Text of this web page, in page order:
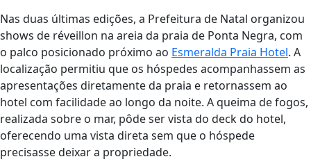
Nas duas últimas edições, a Prefeitura de Natal organizou
shows de réveillon na areia da praia de Ponta Negra, com
o palco posicionado próximo ao Esmeralda Praia Hotel. A
localização permitiu que os hóspedes acompanhassem as
apresentações diretamente da praia e retornassem ao
hotel com facilidade ao longo da noite. A queima de fogos,
realizada sobre o mar, pôde ser vista do deck do hotel,
oferecendo uma vista direta sem que o hóspede
precisasse deixar a propriedade.